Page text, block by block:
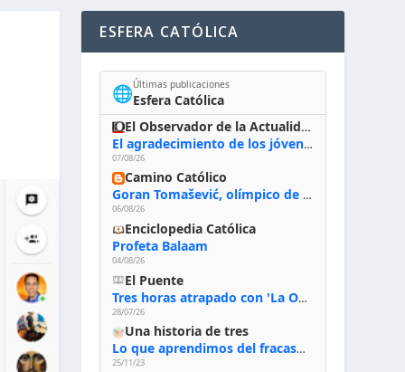
ESFERA CATÓLICA
🌐Últimas publicaciones
Esfera Católica
El Observador de la Actualidad
El agradecimiento de los jóvenes al Papa: «Hoy nos sentimos Iglesia»
07/08/26
Camino Católico
Goran Tomašević, olímpico de waterpolo: «Al terminar el Camino de Santiago entregué mi vida a Cristo; hablé con Dios y le dije: ‘Estoy listo; estoy a tu servicio. Puedo llevar lo que sea necesario para ti’»
06/08/26
Enciclopedia Católica
Profeta Balaam
04/08/26
El Puente
Tres horas atrapado con 'La Odisea' de Nolan
28/07/26
Una historia de tres
Lo que aprendimos del fracaso al emprender
25/11/23